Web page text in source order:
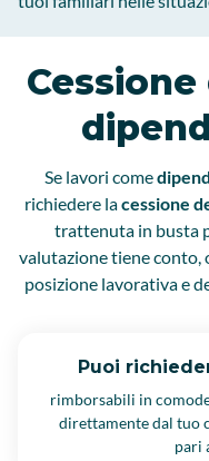
Se lavori come
richiedere lacessione
trattenuta in busta
valutazione tiene conto,
posizione lavorativa e
Puoi
rimborsabili in
direttamente dal tuo
pari